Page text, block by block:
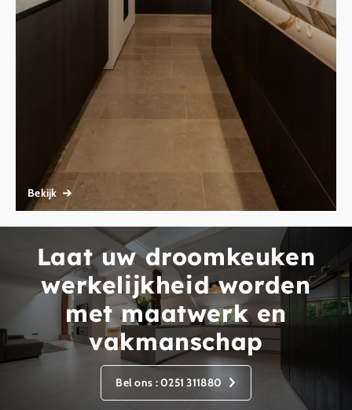
Bekijk
Laat uw droomkeuken
werkelijkheid worden
met maatwerk en
vakmanschap
Bel ons : 0251 311880